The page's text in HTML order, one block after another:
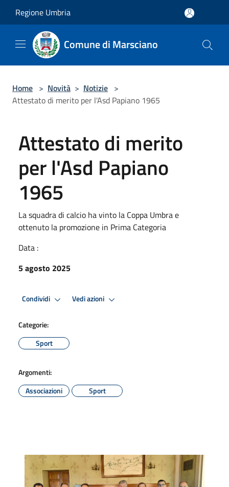
Regione Umbria
Comune di Marsciano
Home > Novità > Notizie >
Attestato di merito per l'Asd Papiano 1965
Attestato di merito
per l'Asd Papiano
1965
La squadra di calcio ha vinto la Coppa Umbra e
ottenuto la promozione in Prima Categoria
Data :
5 agosto 2025
Condividi Vedi azioni
Categorie:
Sport
Argomenti:
Associazioni
Sport